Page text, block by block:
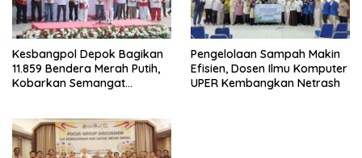
Kesbangpol Depok Bagikan
11.859 Bendera Merah Putih,
Kobarkan Semangat
Pengelolaan Sampah Makin
Efisien, Dosen Ilmu Komputer
UPER Kembangkan Netrash